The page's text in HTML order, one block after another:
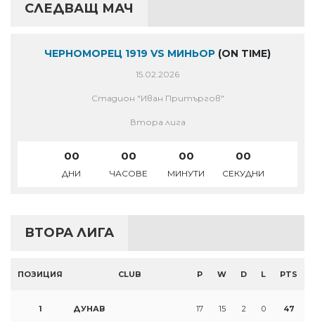
СЛЕДВАЩ МАЧ
ЧЕРНОМОРЕЦ 1919 VS МИНЬОР (ON TIME)
15.02.2026
Стадион "Иван Притъргов"
Втора лига
00
ДНИ
00
ЧАСОВЕ
00
МИНУТИ
00
СЕКУДНИ
ВТОРА ЛИГА
ПОЗИЦИЯ CLUB P W D L PTS
1 ДУНАВ 17 15 2 0 47